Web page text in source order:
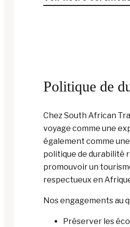
Politique de
Chez South African
voyage comme une
également comme
politique de durabilité
promouvoir un
respectueux en
Nos engagements au
Préserver les